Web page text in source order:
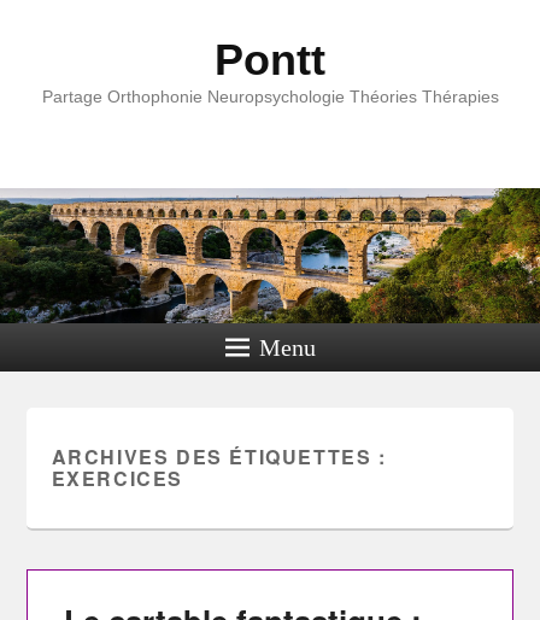
Pontt
Partage Orthophonie Neuropsychologie Théories Thérapies
Menu
ARCHIVES DES ÉTIQUETTES :
EXERCICES